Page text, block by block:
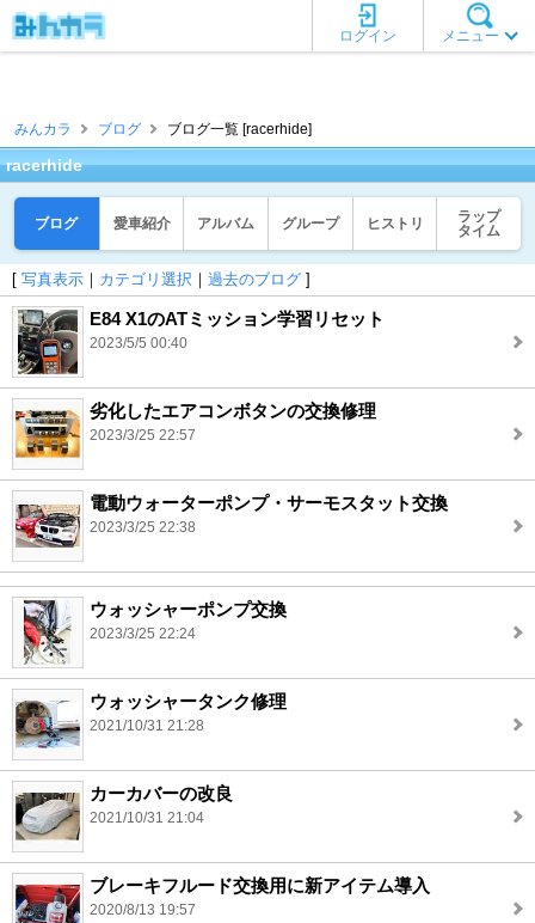
メニュー
ログイン
みんカラ ブログ ブログ一覧 [racerhide]
racerhide
ブログ 愛車紹介 アルバム グループ ヒストリ
ラップ
タイム
[ 写真表示 ｜ カテゴリ選択 ｜ 過去のブログ ]
E84 X1のATミッション学習リセット
2023/5/5 00:40
劣化したエアコンボタンの交換修理
2023/3/25 22:57
電動ウォーターポンプ・サーモスタット交換
2023/3/25 22:38
ウォッシャーポンプ交換
2023/3/25 22:24
ウォッシャータンク修理
2021/10/31 21:28
カーカバーの改良
2021/10/31 21:04
ブレーキフルード交換用に新アイテム導入
2020/8/13 19:57